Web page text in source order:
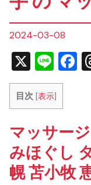
2024-03-08
X Line
目次 [表示]
マッサー
みほぐし
幌 苫小牧